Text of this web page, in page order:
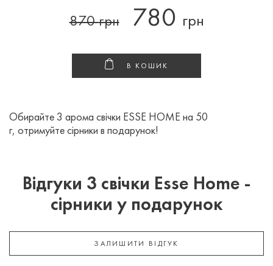
870грн 780 грн
В КОШИК
Обирайте 3 арома свічки ESSE HOME на 50
г, отримуйте сірники в подарунок!
Відгуки 3 свічки Esse Home -
сірники у подарунок
ЗАЛИШИТИ ВІДГУК